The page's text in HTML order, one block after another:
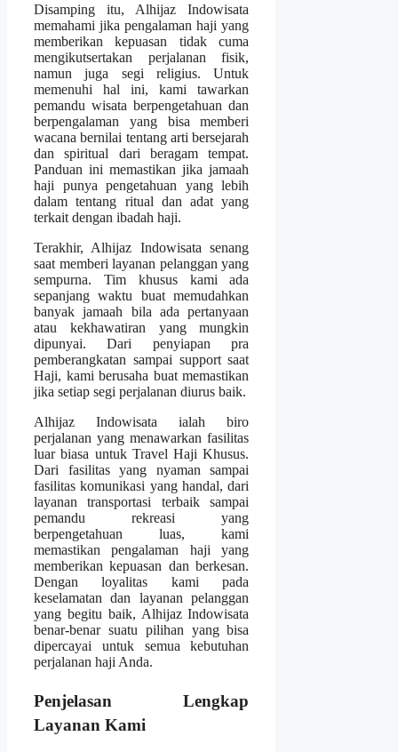
Disamping itu, Alhijaz Indowisata
memahami jika pengalaman haji yang
memberikan kepuasan tidak cuma
mengikutsertakan perjalanan fisik,
namun juga segi religius. Untuk
memenuhi hal ini, kami tawarkan
pemandu wisata berpengetahuan dan
berpengalaman yang bisa memberi
wacana bernilai tentang arti bersejarah
dan spiritual dari beragam tempat.
Panduan ini memastikan jika jamaah
haji punya pengetahuan yang lebih
dalam tentang ritual dan adat yang
terkait dengan ibadah haji.
Terakhir, Alhijaz Indowisata senang
saat memberi layanan pelanggan yang
sempurna. Tim khusus kami ada
sepanjang waktu buat memudahkan
banyak jamaah bila ada pertanyaan
atau kekhawatiran yang mungkin
dipunyai. Dari penyiapan pra
pemberangkatan sampai support saat
Haji, kami berusaha buat memastikan
jika setiap segi perjalanan diurus baik.
Alhijaz Indowisata ialah biro
perjalanan yang menawarkan fasilitas
luar biasa untuk Travel Haji Khusus.
Dari fasilitas yang nyaman sampai
fasilitas komunikasi yang handal, dari
layanan transportasi terbaik sampai
pemandu rekreasi yang
berpengetahuan luas, kami
memastikan pengalaman haji yang
memberikan kepuasan dan berkesan.
Dengan loyalitas kami pada
keselamatan dan layanan pelanggan
yang begitu baik, Alhijaz Indowisata
benar-benar suatu pilihan yang bisa
dipercayai untuk semua kebutuhan
perjalanan haji Anda.
Penjelasan Lengkap
Layanan Kami